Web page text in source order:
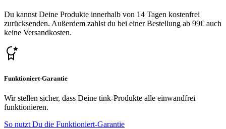
Du kannst Deine Produkte innerhalb von 14 Tagen kostenfrei
zurücksenden. Außerdem zahlst du bei einer Bestellung ab 99€ auch
keine Versandkosten.
Funktioniert-Garantie
Wir stellen sicher, dass Deine tink-Produkte alle einwandfrei
funktionieren.
So nutzt Du die Funktioniert-Garantie